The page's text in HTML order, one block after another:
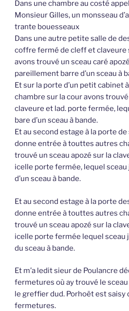
Dans une chambre au costé
Monsieur Gilles, un monsseau
trante bouesseaux
Dans une autre petite salle de
coffre fermé de cleff et claveure
avons trouvé un sceau caré
pareillement barre d’un sceau à
Et sur la porte d’un petit cabinet
chambre sur la cour avons
claveure et lad. porte fermée,
bare d’un sceau à bande.
Et au second estage à la porte
donne entrée à touttes autres
trouvé un sceau apozé sur la
icelle porte fermée, lequel
d’un sceau à bande.
Et au second estage à la porte
donne entrée à touttes autres
trouvé un sceau apozé sur la
icelle porte fermée lequel sceau
du sceau à bande.
Et m’a ledit sieur de Poulancre
fermetures où ay trouvé le
le greffier dud. Porhoët est saisy
fermetures.